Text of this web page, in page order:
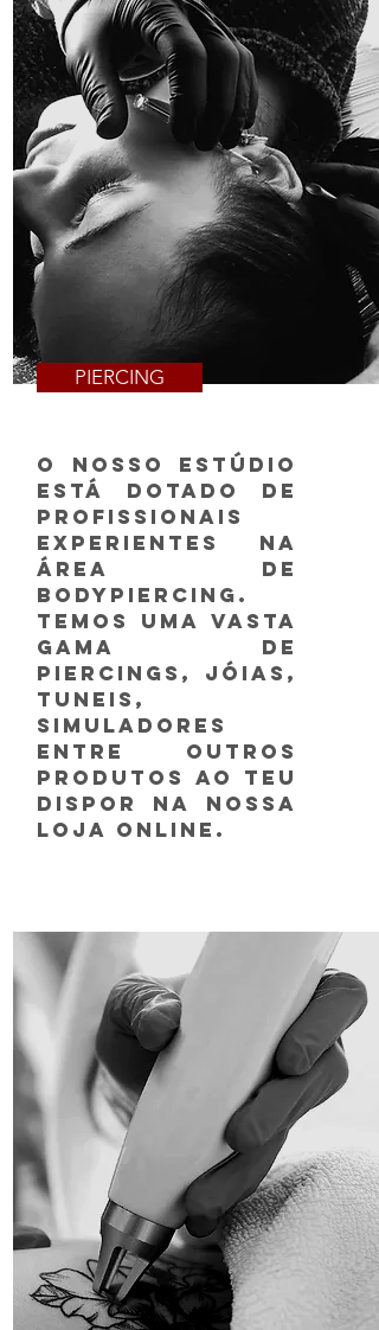
PIERCING
O nosso estúdio
está dotado de
profissionais
experientes na
área de
Bodypiercing.
Temos uma vasta
gama de
Piercings, Jóias,
Tuneis,
Simuladores
entre outros
produtos ao teu
dispor na nossa
loja online.